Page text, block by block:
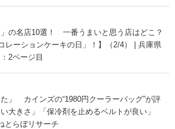
の名店10選！ 一番うまいと思う店はどこ？
レーションケーキの日」！】（2/4） | 兵庫県
2ページ目
た」 カインズの“1980円クーラーバッグ”が評
大きさ」「保冷剤を止めるベルトが良い」
とらぼリサーチ